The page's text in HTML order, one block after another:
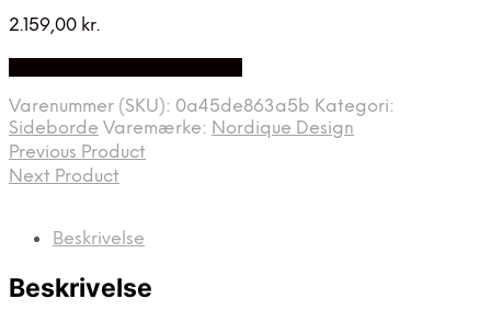
2.159,00 kr.
Varenummer (SKU): 0a45de863a5b Kategori:
Sideborde Varemærke: Nordique Design
Previous Product
Next Product
Beskrivelse
Beskrivelse